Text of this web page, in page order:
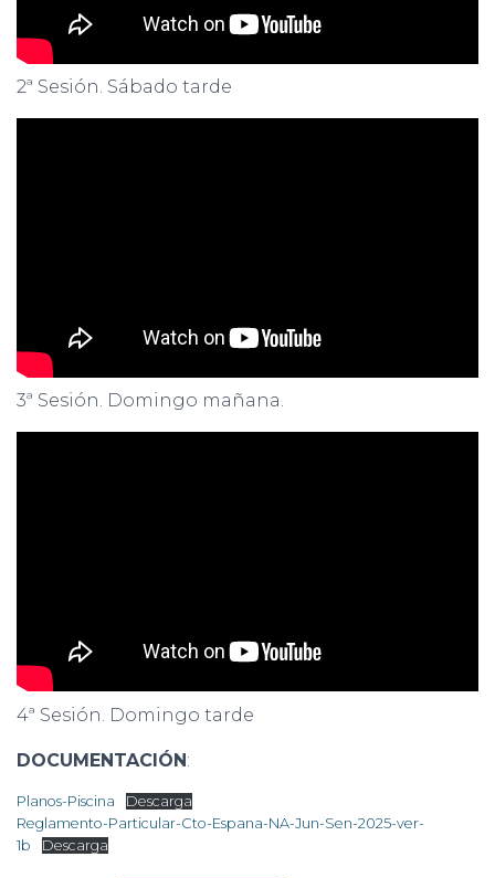
2ª Sesión. Sábado tarde
3ª Sesión. Domingo mañana.
4ª Sesión. Domingo tarde
DOCUMENTACIÓN:
Planos-Piscina
Descarga
Reglamento-Particular-Cto-Espana-NA-Jun-Sen-2025-ver-
1b
Descarga